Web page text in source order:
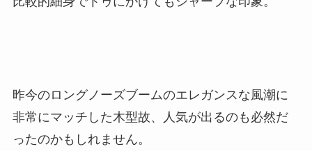
昨今のロングノーズブームのエレガンスな風潮に
非常にマッチした木型故、人気が出るのも必然だ
ったのかもしれません。